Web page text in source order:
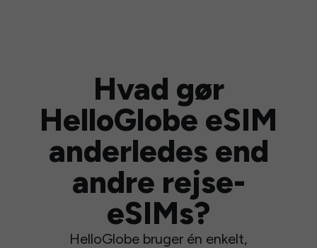
Hvad gør
HelloGlobe eSIM
anderledes end
andre rejse-
eSIMs?
HelloGlobe bruger én enkelt,